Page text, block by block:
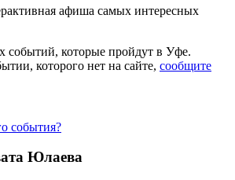
афиша самых интересных
событий, которые пройдут в Уфе.
которого нет на сайте, сообщите
события?
Юлаева